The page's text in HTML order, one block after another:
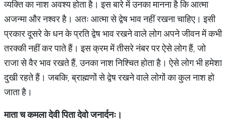
व्यक्ति का नाश अवश्य होता है। इस बारे में उनका मानना है कि आत्मा
अजन्मा और नश्वर है। अतः आत्मा से द्वेष भाव नहीं रखना चाहिए। इसी
प्रकार दूसरे के धन के प्रति द्वेष भाव रखने वाले लोग अपने जीवन में कभी
तरक्की नहीं कर पाते हैं। इस क्रम में तीसरे नंबर पर ऐसे लोग हैं, जो
राजा से वैर भाव रखते हैं, उनका नाश निश्चित होता है। ऐसे लोग भी हमेशा
दुखी रहते हैं। जबकि, ब्राह्मणों से द्वेष रखने वाले लोगों का कुल नाश हो
जाता है।
माताचकमलादेवीपितादेवोजनार्दनः।